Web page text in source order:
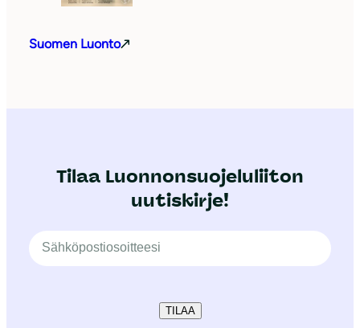
Suomen Luonto
Tilaa Luonnonsuojeluliiton
uutiskirje!
TILAA